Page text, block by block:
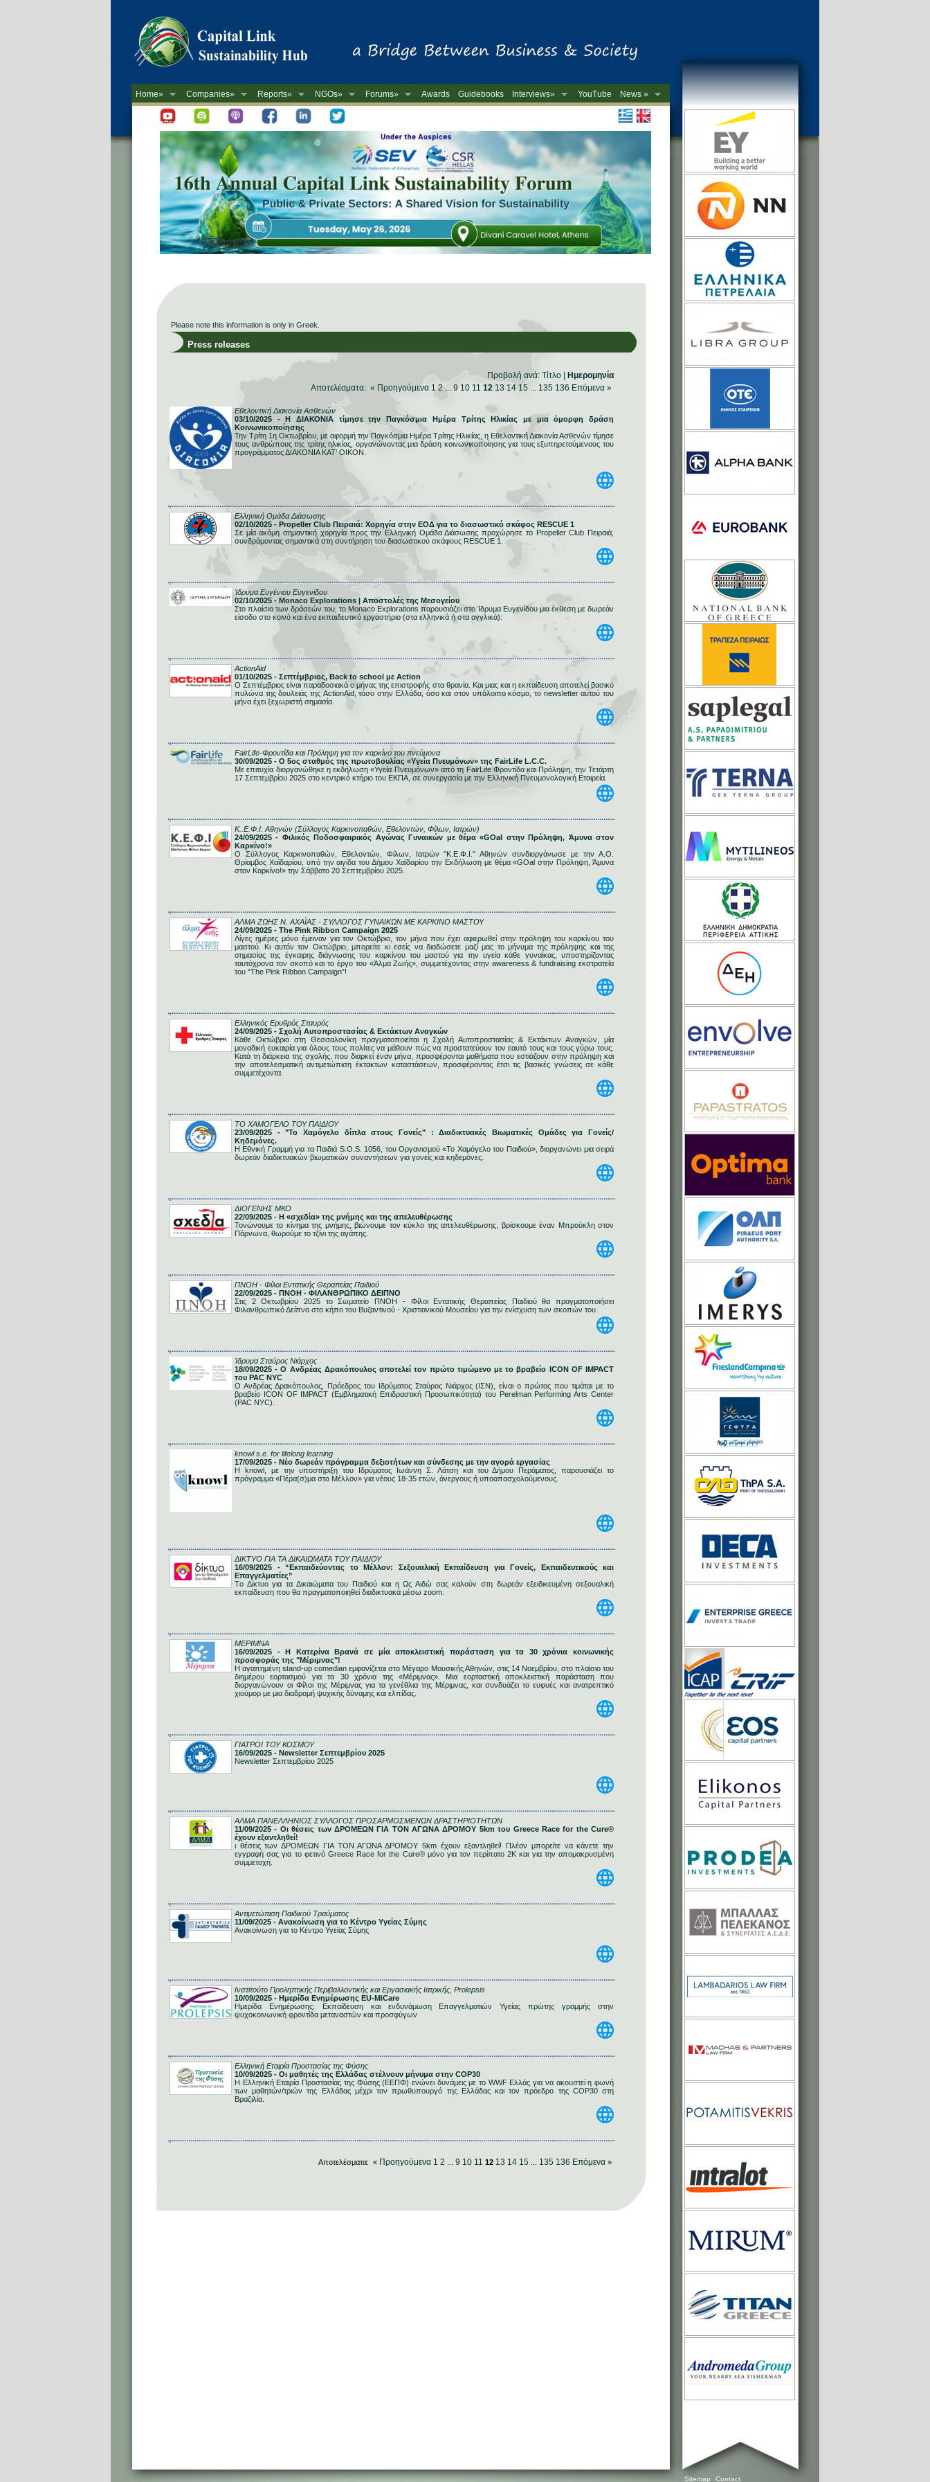
Home» Companies» Reports» NGOs» Forums» Awards Guidebooks Interviews» YouTube
News »
-->
Newsletter
Please note this information is only in Greek.
Press releases
Προβολή ανά: Τίτλο
Ημερομηνία
Αποτελέσματα: « Προηγούμενα 1 2... 9 10 11 12 13 14 15 ... 135 136 Επόμενα »
Εθελοντική Διακονία Ασθενών
03/10/2025 - Η ΔΙΑΚΟΝΙΑ τίμησε την Παγκόσμια Ημέρα Τρίτης Ηλικίας με μια όμορφη δράση
Κοινωνικοποίησης
Την Τρίτη 1η Οκτωβρίου, με αφορμή την Παγκόσμια Ημέρα Τρίτης Ηλικίας, η Εθελοντική Διακονία Ασθενών τίμησε
τους ανθρώπους της τρίτης ηλικίας, οργανώνοντας μια δράση κοινωνικοποίησης για τους εξυπηρετούμενους του
προγράμματος ΔΙΑΚΟΝΙΑ ΚΑΤ’ ΟΙΚΟΝ.
Ελληνική Ομάδα Διάσωσης
02/10/2025 - Propeller Club Πειραιά: Χορηγία στην ΕΟΔ για το διασωστικό σκάφος RESCUE 1
Σε μία ακόμη σημαντική χορηγία προς την Ελληνική Ομάδα Διάσωσης προχώρησε το Propeller Club Πειραιά,
συνδράμοντας σημαντικά στη συντήρηση του διασωστικού σκάφους RESCUE 1.
Ίδρυμα Ευγένιου Ευγενίδου
02/10/2025 - Monaco Explorations | Αποστολές της Μεσογείου
Στο πλαίσιο των δράσεών του, το Monaco Explorations παρουσιάζει στο Ίδρυμα Ευγενίδου μια έκθεση με δωρεάν
είσοδο στο κοινό και ένα εκπαιδευτικό εργαστήριο (στα ελληνικά ή στα αγγλικά):
ActionAid
01/10/2025 - Σεπτέμβριος, Back to school με Action
Ο Σεπτέμβριος είναι παραδοσιακά ο μήνας της επιστροφής στα θρανία. Και μιας και η εκπαίδευση αποτελεί βασικό
πυλώνα της δουλειάς της ActionAid, τόσο στην Ελλάδα, όσο και στον υπόλοιπο κόσμο, το newsletter αυτού του
μήνα έχει ξεχωριστή σημασία.
FairLife-Φροντίδα και Πρόληψη για τον καρκίνο του πνεύμονα
30/09/2025 - Ο 5ος σταθμός της πρωτοβουλίας «Υγεία Πνευμόνων» της FairLife L.C.C.
Με επιτυχία διοργανώθηκε η εκδήλωση «Υγεία Πνευμόνων» από τη FairLife Φροντίδα και Πρόληψη, την Τετάρτη
17 Σεπτεμβρίου 2025 στο κεντρικό κτήριο του ΕΚΠΑ, σε συνεργασία με την Ελληνική Πνευμονολογική Εταιρεία.
Κ..Ε.Φ.Ι. Αθηνών (Σύλλογος Καρκινοπαθών, Εθελοντών, Φίλων, Ιατρών)
24/09/2025 - Φιλικός Ποδοσφαιρικός Αγώνας Γυναικών με θέμα «GΟal στην Πρόληψη, Άμυνα στον
Καρκίνο!»
Ο Σύλλογος Καρκινοπαθών, Εθελοντών, Φίλων, Ιατρών "Κ.Ε.Φ.Ι." Αθηνών συνδιοργάνωσε με την Α.Ο.
Θρίαμβος Χαϊδαρίου, υπό την αιγίδα του Δήμου Χαϊδαρίου την Εκδήλωση με θέμα «GΟal στην Πρόληψη, Άμυνα
στον Καρκίνο!» την Σάββατο 20 Σεπτεμβρίου 2025.
ΑΛΜΑ ΖΩΗΣ Ν. ΑΧΑΪΑΣ - ΣΥΛΛΟΓΟΣ ΓΥΝΑΙΚΩΝ ΜΕ ΚΑΡΚΙΝΟ ΜΑΣΤΟΥ
24/09/2025 - The Pink Ribbon Campaign 2025
Λίγες ημέρες μόνο έμειναν για τον Οκτώβριο, τον μήνα που έχει αφιερωθεί στην πρόληψη του καρκίνου του
μαστού. Κι αυτόν τον Οκτώβριο, μπορείτε κι εσείς να διαδώσετε μαζί μας το μήνυμα της πρόληψης και της
σημασίας της έγκαιρης διάγνωσης του καρκίνου του μαστού για την υγεία κάθε γυναίκας, υποστηρίζοντας
ταυτόχρονα τον σκοπό και το έργο του «Άλμα Ζωής», συμμετέχοντας στην awareness & fundraising εκστρατεία
του “The Pink Ribbon Campaign”!
Ελληνικός Ερυθρός Σταυρός
24/09/2025 - Σχολή Αυτοπροστασίας & Εκτάκτων Αναγκών
Κάθε Οκτώβριο στη Θεσσαλονίκη πραγματοποιείται η Σχολή Αυτοπροστασίας & Εκτάκτων Αναγκών, μία
μοναδική ευκαιρία για όλους τους πολίτες να μάθουν πώς να προστατεύουν τον εαυτό τους και τους γύρω τους.
Κατά τη διάρκεια της σχολής, που διαρκεί έναν μήνα, προσφέρονται μαθήματα που εστιάζουν στην πρόληψη και
την αποτελεσματική αντιμετώπιση έκτακτων καταστάσεων, προσφέροντας έτσι τις βασικές γνώσεις σε κάθε
συμμετέχοντα.
ΤΟ ΧΑΜΟΓΕΛΟ ΤΟΥ ΠΑΙΔΙΟΥ
23/09/2025 - "Το Χαμόγελο δίπλα στους Γονείς" : Διαδικτυακές Βιωματικές Ομάδες για Γονείς/
Κηδεμόνες.
Η Εθνική Γραμμή για τα Παιδιά S.O.S. 1056, του Οργανισμού «Το Χαμόγελο του Παιδιού», διοργανώνει μια σειρά
δωρεάν διαδικτυακών βιωματικών συναντήσεων για γονείς και κηδεμόνες.
ΔΙΟΓΕΝΗΣ ΜΚΟ
22/09/2025 - Η «σχεδία» της μνήμης και της απελευθέρωσης
Τονώνουμε το κίνημα της μνήμης, βιώνουμε τον κύκλο της απελευθέρωσης, βρίσκουμε έναν Μπρούκλη στον
Πάρνωνα, θωρούμε το τζίνι της αγάπης.
ΠΝΟΗ - Φίλοι Εντατικής Θεραπείας Παιδιού
22/09/2025 - ΠΝΟΗ - ΦΙΛΑΝΘΡΩΠΙΚΟ ΔΕΙΠΝΟ
Στις 2 Οκτωβρίου 2025 το Σωματείο ΠΝΟΗ - Φίλοι Εντατικής Θεραπείας Παιδιού θα πραγματοποιήσει
Φιλανθρωπικό Δείπνο στο κήπο του Βυζαντινού - Χριστιανικού Μουσείου για την ενίσχυση των σκοπών του.
Ίδρυμα Σταύρος Νιάρχος
18/09/2025 - Ο Ανδρέας Δρακόπουλος αποτελεί τον πρώτο τιμώμενο με το βραβείο ICON OF IMPACT
του PAC NYC
Ο Ανδρέας Δρακόπουλος, Πρόεδρος του Ιδρύματος Σταύρος Νιάρχος (ΙΣΝ), είναι ο πρώτος που τιμάται με το
βραβείο ICON OF IMPACT (Εμβληματική Επιδραστική Προσωπικότητα) του Perelman Performing Arts Center
(PAC NYC).
knowl s.e. for lifelong learning
17/09/2025 - Νέο δωρεάν πρόγραμμα δεξιοτήτων και σύνδεσης με την αγορά εργασίας
Η knowl, με την υποστήριξη του Ιδρύματος Ιωάννη Σ. Λάτση και του Δήμου Περάματος, παρουσιάζει το
πρόγραμμα «Πέρα(σ)μα στο Μέλλον» για νέους 18-35 ετών, άνεργους ή υποαπασχολούμενους.
ΔΙΚΤΥΟ ΓΙΑ ΤΑ ΔΙΚΑΙΩΜΑΤΑ ΤΟΥ ΠΑΙΔΙΟΥ
16/09/2025 - “Εκπαιδεύοντας το Μέλλον: Σεξουαλική Εκπαίδευση για Γονείς, Εκπαιδευτικούς και
Επαγγελματίες”
Tο Δίκτυο για τα Δικαιώματα του Παιδιού και η Ως Αιδώ σας καλούν στη δωρεάν εξειδικευμένη σεξουαλική
εκπαίδευση που θα πραγματοποιηθεί διαδικτυακά μέσω zoom.
ΜΕΡΙΜΝΑ
16/09/2025 - Η Κατερίνα Βρανά σε μία αποκλειστική παράσταση για τα 30 χρόνια κοινωνικής
προσφοράς της "Μέριμνας"!
Η αγαπημένη stand-up comedian εμφανίζεται στο Μέγαρο Μουσικής Αθηνών, στις 14 Νοεμβρίου, στο πλαίσιο του
διημέρου εορτασμού για τα 30 χρόνια της «Μέριμνας». Μια εορταστική αποκλειστική παράσταση που
διοργανώνουν οι Φίλοι της Μέριμνας για τα γενέθλια της Μέριμνας, και συνδυάζει το ευφυές και ανατρεπτικό
χιούμορ με μια διαδρομή ψυχικής δύναμης και ελπίδας.
ΓΙΑΤΡΟΙ ΤΟΥ ΚΟΣΜΟΥ
16/09/2025 - Newsletter Σεπτεμβρίου 2025
Newsletter Σεπτεμβρίου 2025
ΑΛΜΑ ΠΑΝΕΛΛΗΝΙΟΣ ΣΥΛΛΟΓΟΣ ΠΡΟΣΑΡΜΟΣΜΕΝΩΝ ΔΡΑΣΤΗΡΙΟΤΗΤΩΝ
11/09/2025 - Οι θέσεις των ΔΡΟΜΕΩΝ ΓΙΑ ΤΟΝ ΑΓΩΝΑ ΔΡΟΜΟΥ 5km του Greece Race for the Cure®
έχουν εξαντληθεί!
ι θέσεις των ΔΡΟΜΕΩΝ ΓΙΑ ΤΟΝ ΑΓΩΝΑ ΔΡΟΜΟΥ 5km έχουν εξαντληθεί! Πλέον μπορείτε να κάνετε την
εγγραφή σας για το φετινό Greece Race for the Cure® μόνο για τον περίπατο 2Κ και για την απομακρυσμένη
συμμετοχή.
Αντιμετώπιση Παιδικού Τραύματος
11/09/2025 - Ανακοίνωση για το Κέντρο Υγείας Σύμης
Ανακοίνωση για το Κέντρο Υγείας Σύμης
Ινστιτούτο Προληπτικής Περιβαλλοντικής και Εργασιακής Ιατρικής, Prolepsis
10/09/2025 - Ημερίδα Ενημέρωσης ΕU-MiCare
Ημερίδα Ενημέρωσης: Εκπαίδευση και ενδυνάμωση Επαγγελματιών Υγείας πρώτης γραμμής στην
ψυχοκοινωνική φροντίδα μεταναστών και προσφύγων
Ελληνική Εταιρία Προστασίας της Φύσης
10/09/2025 - Οι μαθητές της Ελλάδας στέλνουν μήνυμα στην COP30
Η Ελληνική Εταιρία Προστασίας της Φύσης (ΕΕΠΦ) ενώνει δυνάμεις με το WWF Ελλάς για να ακουστεί η φωνή
των μαθητών/τριών της Ελλάδας μέχρι τον πρωθυπουργό της Ελλάδας και τον πρόεδρο της COP30 στη
Βραζιλία.
Αποτελέσματα: « Προηγούμενα 1 2 9 10 11 12 13 14 15 135 136 Επόμενα »
Sitemap Contact